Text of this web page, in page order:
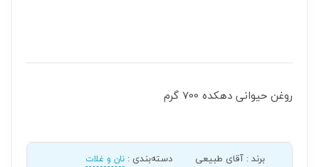
روغن حیوانی دهکده 700 گرم
برند: آقای طبیعی دسته‌بندی : نان و غلات